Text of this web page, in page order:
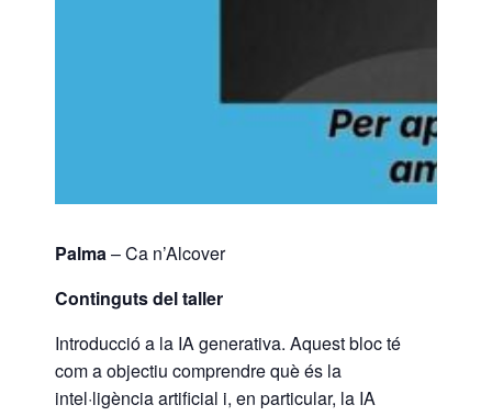
Palma– Ca n’Alcover
Continguts del taller
Introducció a la IA generativa. Aquest bloc té
com a objectiu comprendre què és la
intel·ligència artificial i, en particular, la IA